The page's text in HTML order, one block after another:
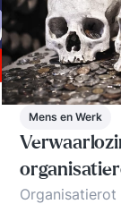
Mens en Werk